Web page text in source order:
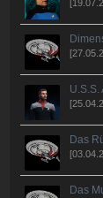
U.S.S.
Das
Das